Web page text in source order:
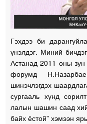
Гэхдээ би
үнэлдэг. Миний
Астанад 2011 оны
форумд
шинэчлэгдэх
сургааль хүнд
лалын шашин саад
байх ёстой” хэмээн